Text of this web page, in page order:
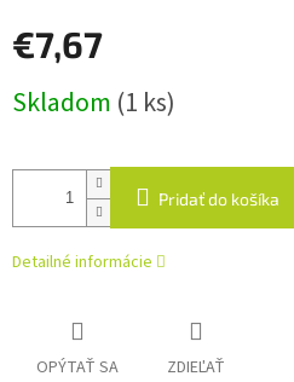
€7,67
cena:
Skladom (1 ks)
Pridať do košíka
Detailné informácie
OPÝTAŤ SA ZDIEĽAŤ